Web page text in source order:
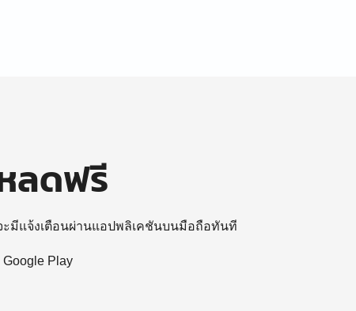
ลดฟรี
มีแจ้งเตือนผ่านแอปพลิเคชันบนมือถือทันที
Play